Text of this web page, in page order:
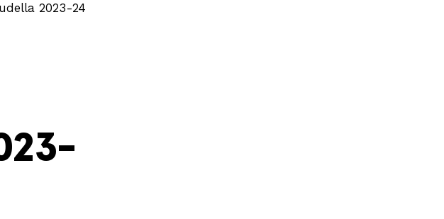
2023-24